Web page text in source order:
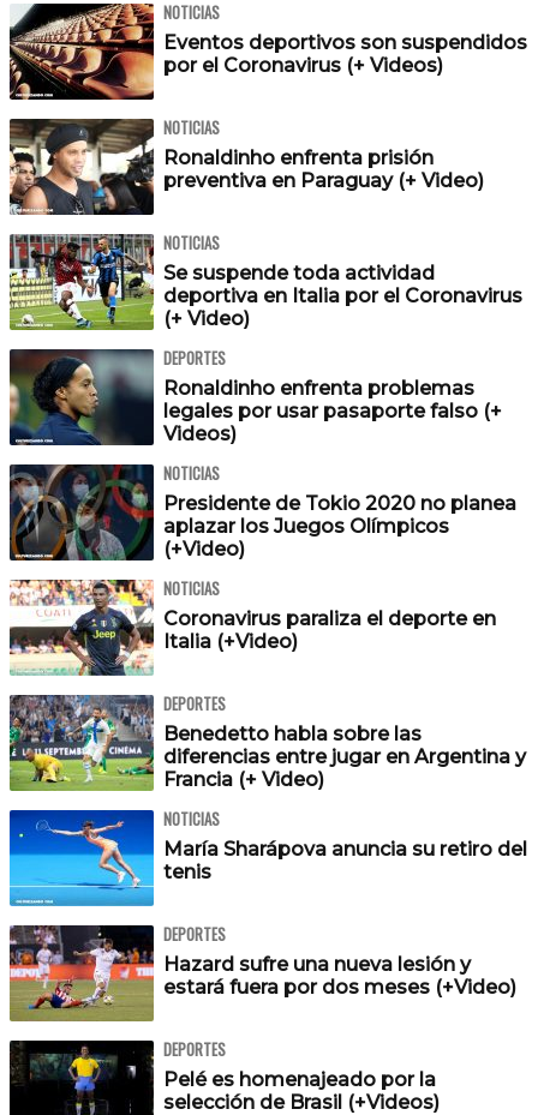
NOTICIAS
Eventos deportivos son suspendidos
por el Coronavirus (+ Videos)
NOTICIAS
Ronaldinho enfrenta prisión
preventiva en Paraguay (+ Video)
NOTICIAS
Se suspende toda actividad
deportiva en Italia por el Coronavirus
(+ Video)
DEPORTES
Ronaldinho enfrenta problemas
legales por usar pasaporte falso (+
Videos)
NOTICIAS
Presidente de Tokio 2020 no planea
aplazar los Juegos Olímpicos
(+Video)
NOTICIAS
Coronavirus paraliza el deporte en
Italia (+Video)
DEPORTES
Benedetto habla sobre las
diferencias entre jugar en Argentina y
Francia (+ Video)
NOTICIAS
María Sharápova anuncia su retiro del
tenis
DEPORTES
Hazard sufre una nueva lesión y
estará fuera por dos meses (+Video)
DEPORTES
Pelé es homenajeado por la
selección de Brasil (+Videos)